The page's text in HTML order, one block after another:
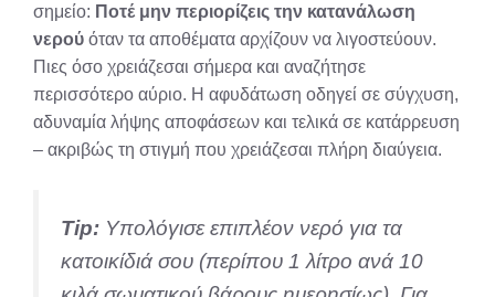
σημείο: Ποτέ μην περιορίζεις την κατανάλωση
νερού όταν τα αποθέματα αρχίζουν να λιγοστεύουν.
Πιες όσο χρειάζεσαι σήμερα και αναζήτησε
περισσότερο αύριο. Η αφυδάτωση οδηγεί σε σύγχυση,
αδυναμία λήψης αποφάσεων και τελικά σε κατάρρευση
– ακριβώς τη στιγμή που χρειάζεσαι πλήρη διαύγεια.
Tip: Υπολόγισε επιπλέον νερό για τα
κατοικίδιά σου (περίπου 1 λίτρο ανά 10